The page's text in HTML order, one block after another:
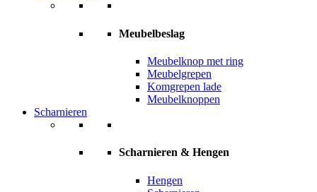
Meubelbeslag
Meubelknop met ring
Meubelgrepen
Komgrepen lade
Meubelknoppen
Scharnieren
Scharnieren & Hengen
Hengen